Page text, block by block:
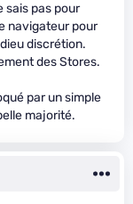
sais pas pour
navigateur pour
discrétion.
des Stores.
par un simple
majorité.